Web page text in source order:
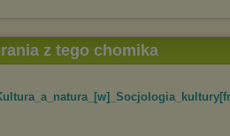
z tego chomika